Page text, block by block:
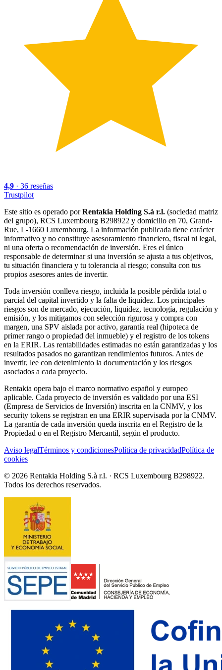
4,9 · 36 reseñas
Trustpilot
Este sitio es operado porRentakia Holding S.à r.l. (sociedad matriz
del grupo), RCS Luxembourg B298922 y domicilio en 70, Grand-
Rue, L-1660 Luxembourg. La información publicada tiene carácter
informativo y no constituye asesoramiento financiero, fiscal ni legal,
ni una oferta o recomendación de inversión. Eres el único
responsable de determinar si una inversión se ajusta a tus objetivos,
tu situación financiera y tu tolerancia al riesgo; consulta con tus
propios asesores antes de invertir.
Toda inversión conlleva riesgo, incluida la posible pérdida total o
parcial del capital invertido y la falta de liquidez. Los principales
riesgos son de mercado, ejecución, liquidez, tecnología, regulación y
emisión, y los mitigamos con selección rigurosa y compra con
margen, una SPV aislada por activo, garantía real (hipoteca de
primer rango o propiedad del inmueble) y el registro de los tokens
en la ERIR. Las rentabilidades estimadas no están garantizadas y los
resultados pasados no garantizan rendimientos futuros. Antes de
invertir, lee con detenimiento la documentación y los riesgos
asociados a cada proyecto.
Rentakia opera bajo el marco normativo español y europeo
aplicable. Cada proyecto de inversión es validado por una ESI
(Empresa de Servicios de Inversión) inscrita en la CNMV, y los
security tokens se registran en una ERIR supervisada por la CNMV.
La garantía de cada inversión queda inscrita en el Registro de la
Propiedad o en el Registro Mercantil, según el producto.
Aviso legalTérminos y condicionesPolítica de privacidadPolítica de
cookies
© 2026 Rentakia Holding S.à r.l. · RCS Luxembourg B298922.
Todos los derechos reservados.